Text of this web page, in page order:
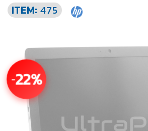
-22%
ITEM: 475